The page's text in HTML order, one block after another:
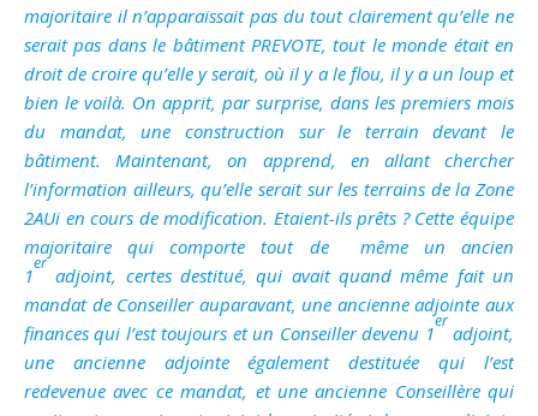
majoritaire il n’apparaissait pas du tout clairement qu’elle ne
serait pas dans le bâtiment PREVOTE, tout le monde était en
droit de croire qu’elle y serait, où il y a le flou, il y a un loup et
bien le voilà. On apprit, par surprise, dans les premiers mois
du mandat, une construction sur le terrain devant le
bâtiment. Maintenant, on apprend, en allant chercher
l’information ailleurs, qu’elle serait sur les terrains de la Zone
2AUi en cours de modification. Etaient-ils prêts ? Cette équipe
majoritaire qui comporte tout de même un ancien
1
er
adjoint, certes destitué, qui avait quand même fait un
mandat de Conseiller auparavant, une ancienne adjointe aux
finances qui l’est toujours et un Conseiller devenu 1
er
adjoint,
une ancienne adjointe également destituée qui l’est
redevenue avec ce mandat, et une ancienne Conseillère qui